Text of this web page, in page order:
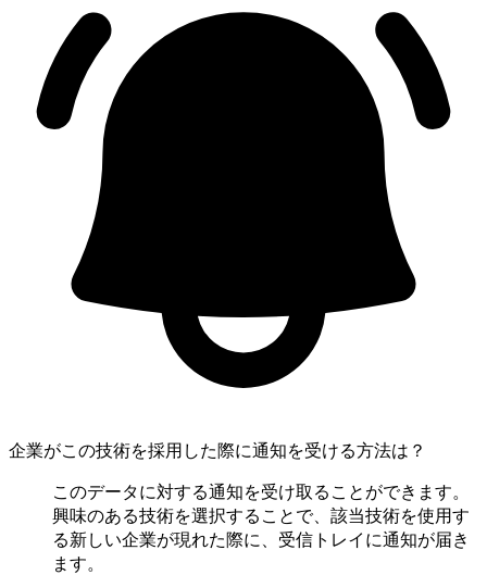
企業がこの技術を採用した際に通知を受ける方法は？
このデータに対する通知を受け取ることができます。
興味のある技術を選択することで、該当技術を使用す
る新しい企業が現れた際に、受信トレイに通知が届き
ます。